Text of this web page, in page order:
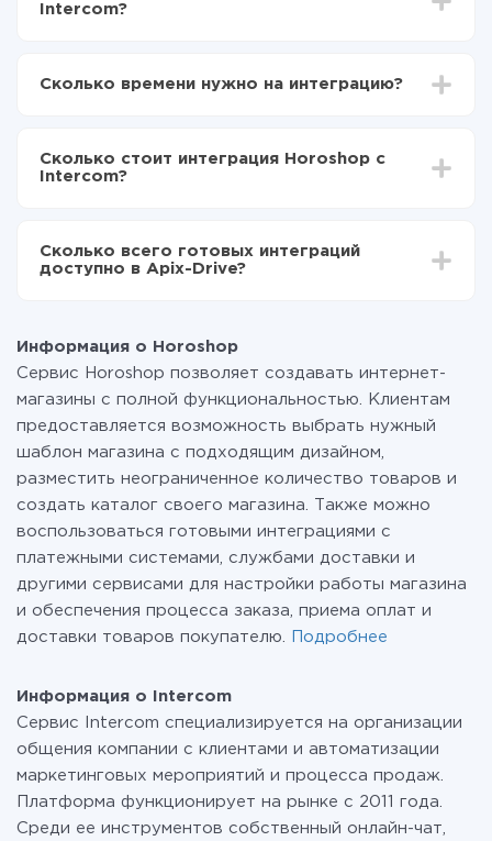
Intercom?
Выбираете какие данные передавать из
Теперь данные будут автоматически
передаваться из Horoshop в Intercom
Сколько времени нужно на интеграцию?
отличаться и составлять от 5-ти до 30-минут. В
среднем настройка занимает 10-15 минут.
Сколько стоит интеграция Horoshop с
Intercom?
функционал. Вы оплачиваете только количество
данных, которые по факту передаются из одной
перейти на платный, при необходимости. Подробнее
отарифах.
Сколько всего готовых интеграций
доступно в Apix-Drive?
Информация о Horoshop
Сервис Horoshop позволяет создавать интернет-
магазины с полной функциональностью. Клиентам
предоставляется возможность выбрать нужный
шаблон магазина с подходящим дизайном,
разместить неограниченное количество товаров и
создать каталог своего магазина. Также можно
воспользоваться готовыми интеграциями с
платежными системами, службами доставки и
другими сервисами для настройки работы магазина
и обеспечения процесса заказа, приема оплат и
доставки товаров покупателю.
Подробнее
Информация о Intercom
Сервис Intercom специализируется на организации
общения компании с клиентами и автоматизации
маркетинговых мероприятий и процесса продаж.
Платформа функционирует на рынке с 2011 года.
Среди ее инструментов собственный онлайн-чат,